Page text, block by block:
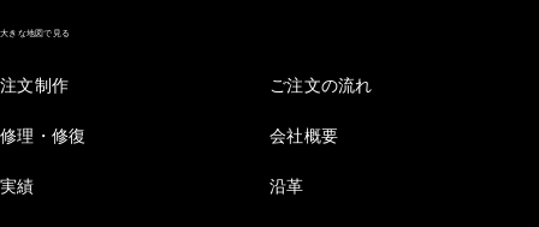
大きな地図で見る
注文制作
修理・修復
実績
ご注文の流れ
会社概要
沿革